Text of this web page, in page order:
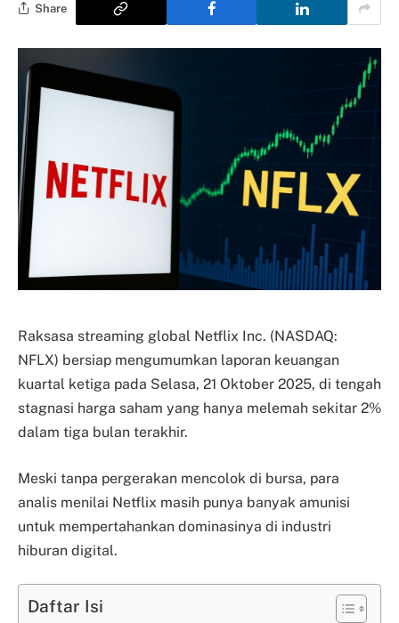
Share
Raksasa streaming global Netflix Inc. (NASDAQ:
NFLX) bersiap mengumumkan laporan keuangan
kuartal ketiga pada Selasa, 21 Oktober 2025, di tengah
stagnasi harga saham yang hanya melemah sekitar 2%
dalam tiga bulan terakhir.
Meski tanpa pergerakan mencolok di bursa, para
analis menilai Netflix masih punya banyak amunisi
untuk mempertahankan dominasinya di industri
hiburan digital.
Daftar Isi